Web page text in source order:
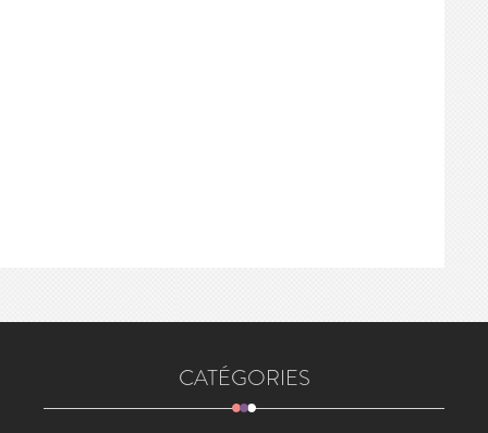
CATÉGORIES